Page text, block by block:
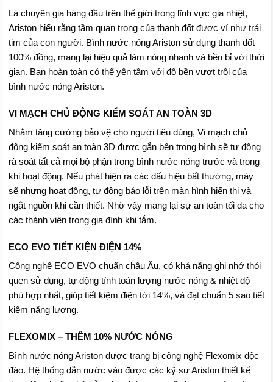
Là chuyên gia hàng đầu trên thế giới trong lĩnh vực gia nhiệt,
Ariston hiểu rằng tầm quan trọng của thanh đốt được ví như trái
tim của con người. Bình nước nóng Ariston sử dụng thanh đốt
100% đồng, mang lại hiệu quả làm nóng nhanh và bền bỉ với thời
gian. Bạn hoàn toàn có thể yên tâm với độ bền vượt trội của
bình nước nóng Ariston.
VI MẠCH CHỦ ĐỘNG KIỂM SOÁT AN TOÀN 3D
Nhằm tăng cường bảo vệ cho người tiêu dùng, Vi mạch chủ
động kiểm soát an toàn 3D được gắn bên trong bình sẽ tự động
rà soát tất cả mọi bộ phận trong bình nước nóng trước và trong
khi hoạt động. Nếu phát hiện ra các dấu hiệu bất thường, máy
sẽ nhưng hoạt động, tự động báo lỗi trên màn hình hiển thị và
ngắt nguồn khi cần thiết. Nhờ vậy mang lại sự an toàn tối đa cho
các thành viên trong gia đình khi tắm.
ECO EVO TIẾT KIỆN ĐIỆN 14%
Công nghệ ECO EVO chuẩn châu Âu, có khả năng ghi nhớ thói
quen sử dụng, tự động tính toán lượng nước nóng & nhiệt độ
phù hợp nhất, giúp tiết kiệm điện tới 14%, và đạt chuẩn 5 sao tiết
kiệm năng lượng.
FLEXOMIX – THÊM 10% NƯỚC NÓNG
Bình nước nóng Ariston được trang bị công nghệ Flexomix độc
đáo. Hệ thống dẫn nước vào được các kỹ sư Ariston thiết kế